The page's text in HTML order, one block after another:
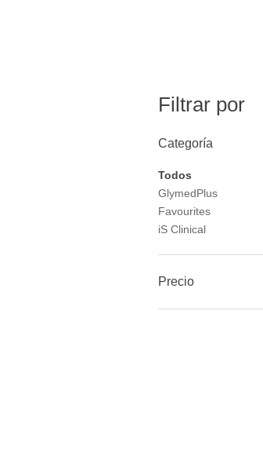
Filtrar por
Categoría
Todos
GlymedPlus
Favourites
iS Clinical
Precio